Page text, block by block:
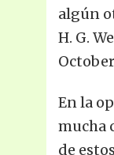
algún
H. G.
October
En la
mucha
de